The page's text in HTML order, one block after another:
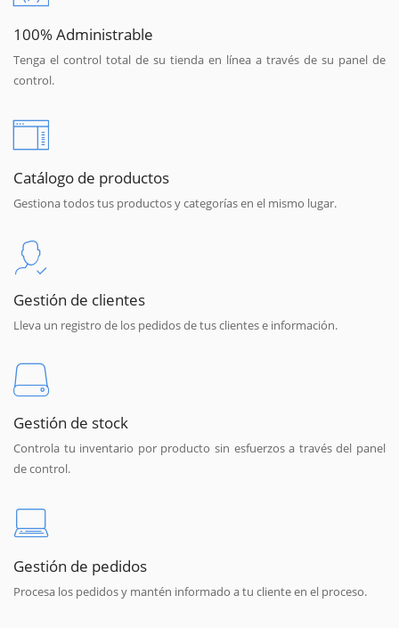
100% Administrable
Tenga el control total de su tienda en línea a través de su panel de
control.
Catálogo de productos
Gestiona todos tus productos y categorías en el mismo lugar.
Gestión de clientes
Lleva un registro de los pedidos de tus clientes e información.
Gestión de stock
Controla tu inventario por producto sin esfuerzos a través del panel
de control.
Gestión de pedidos
Procesa los pedidos y mantén informado a tu cliente en el proceso.